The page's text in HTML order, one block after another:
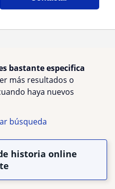
bastante especifica
más resultados o
haya nuevos
búsqueda
historia online